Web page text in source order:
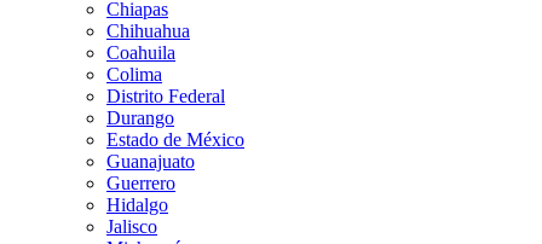
Chiapas
Chihuahua
Coahuila
Colima
Distrito Federal
Durango
Estado de México
Guanajuato
Guerrero
Hidalgo
Jalisco